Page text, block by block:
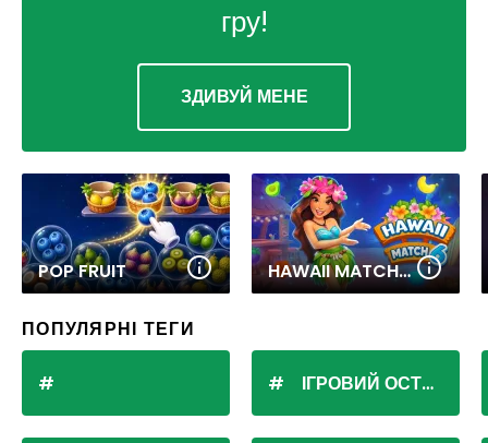
гру!
ЗДИВУЙ МЕНЕ
POP FRUIT HAWAII MATCH 6
ПОПУЛЯРНІ ТЕГИ
ІГРОВИЙ ОСТРІВ